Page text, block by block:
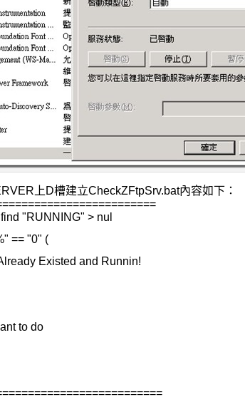
上D槽建立CheckZFtpSrv.bat內容如下：
"RUNNING" > nul
== "0" (
Existed and Runnin!
to do